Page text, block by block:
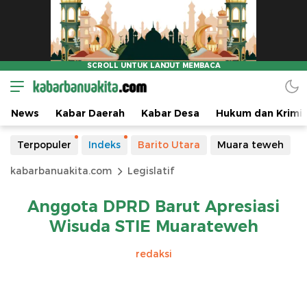
News Kabar Daerah Kabar Desa Hukum dan
Terpopuler Indeks Barito Utara Muara teweh
kabarbanuakita.com Legislatif
Anggota DPRD Barut Apresiasi
Wisuda STIE Muarateweh
redaksi